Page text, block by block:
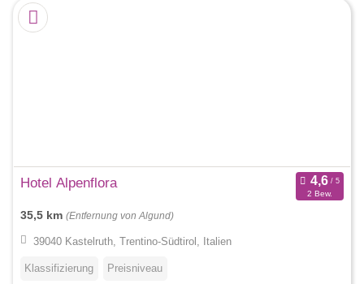
Hotel Alpenflora
2 Bew.
35,5 km (Entfernung von Algund)
39040 Kastelruth, Trentino-Südtirol, Italien
Klassifizierung Preisniveau